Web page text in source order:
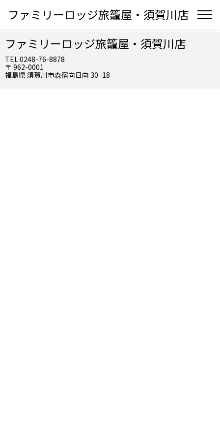
ファミリーロッジ旅籠屋・須賀川店
ファミリーロッジ旅籠屋・須賀川店
TEL 0248-76-8878
〒 962-0001
福島県 須賀川市森宿向日向 30−18